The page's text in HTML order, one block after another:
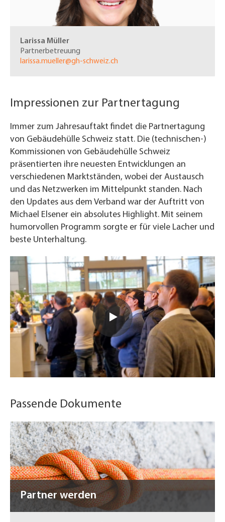
Larissa Müller
Partnerbetreuung
larissa.mueller@gh-schweiz.ch
Impressionen zur Partnertagung
Immer zum Jahresauftakt findet die Partnertagung
von Gebäudehülle Schweiz statt. Die (technischen-)
Kommissionen von Gebäudehülle Schweiz
präsentierten ihre neuesten Entwicklungen an
verschiedenen Marktständen, wobei der Austausch
und das Netzwerken im Mittelpunkt standen. Nach
den Updates aus dem Verband war der Auftritt von
Michael Elsener ein absolutes Highlight. Mit seinem
humorvollen Programm sorgte er für viele Lacher und
beste Unterhaltung.
Passende Dokumente
Partner werden